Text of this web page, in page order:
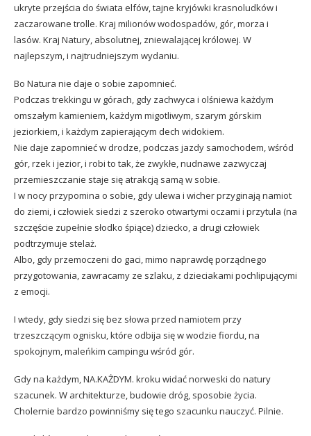
ukryte przejścia do świata elfów, tajne kryjówki krasnoludków i
zaczarowane trolle. Kraj milionów wodospadów, gór, morza i
lasów. Kraj Natury, absolutnej, zniewalającej królowej. W
najlepszym, i najtrudniejszym wydaniu.
Bo Natura nie daje o sobie zapomnieć.
Podczas trekkingu w górach, gdy zachwyca i olśniewa każdym
omszałym kamieniem, każdym migotliwym, szarym górskim
jeziorkiem, i każdym zapierającym dech widokiem.
Nie daje zapomnieć w drodze, podczas jazdy samochodem, wśród
gór, rzek i jezior, i robi to tak, że zwykłe, nudnawe zazwyczaj
przemieszczanie staje się atrakcją samą w sobie.
I w nocy przypomina o sobie, gdy ulewa i wicher przyginają namiot
do ziemi, i człowiek siedzi z szeroko otwartymi oczami i przytula (na
szczęście zupełnie słodko śpiące) dziecko, a drugi człowiek
podtrzymuje stelaż.
Albo, gdy przemoczeni do gaci, mimo naprawdę porządnego
przygotowania, zawracamy ze szlaku, z dzieciakami pochlipującymi
z emocji.
I wtedy, gdy siedzi się bez słowa przed namiotem przy
trzeszczącym ognisku, które odbija się w wodzie fiordu, na
spokojnym, maleńkim campingu wśród gór.
Gdy na każdym, NA.KAŻDYM. kroku widać norweski do natury
szacunek. W architekturze, budowie dróg, sposobie życia.
Cholernie bardzo powinniśmy się tego szacunku nauczyć. Pilnie.